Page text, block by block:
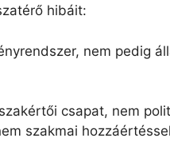
hibáit:
nem pedig
csapat, nem
szakmai